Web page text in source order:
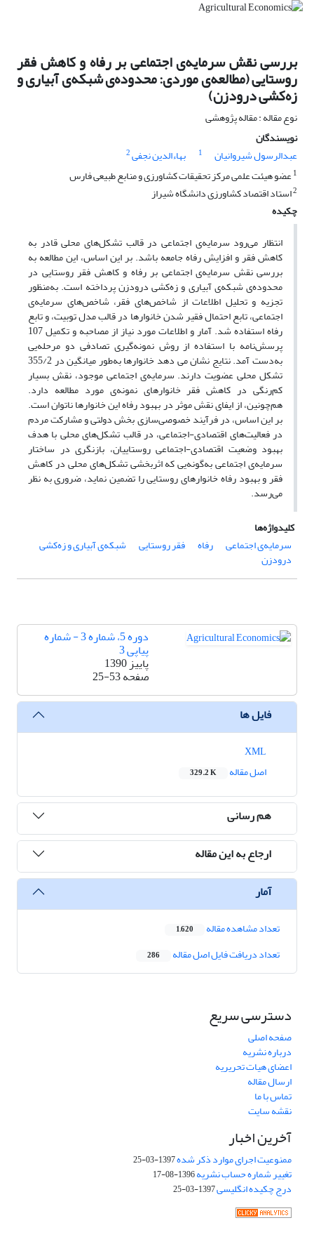
بررسی نقش سرمایه‌ی اجتماعی بر رفاه و کاهش فقر
روستایی (مطالعه‌ی موردی: محدوده‌ی شبکه‌ی آبیاری و
زه‌کشی درودزن)
نوع مقاله : مقاله پژوهشی
نویسندگان
عبدالرسول شیروانیان
1 بهاءالدین نجفی2
1عضو هیئت علمی مرکز تحقیقات کشاورزی و منابع طبیعی فارس
2استاد اقتصاد کشاورزی دانشگاه شیراز
چکیده
انتظار می‌رود سرمایه‌ی اجتماعی در قالب تشکل‌های محلی قادر به
کاهش فقر و افزایش رفاه جامعه باشد. بر این اساس، این مطالعه به
بررسی نقش سرمایه‌ی اجتماعی بر رفاه و کاهش فقر روستایی در
محدوده‌ی شبکه‌ی آبیاری و زه‌کشی درودزن پرداخته است. به‌منظور
تجزیه و تحلیل اطلاعات از شاخص‌های فقر، شاخص‌های سرمایه‌ی
اجتماعی، تابع احتمال فقیر شدن خانوارها در قالب مدل توبیت، و تابع
رفاه استفاده شد. آمار و اطلاعات مورد نیاز از مصاحبه و تکمیل 107
پرسش‌نامه با استفاده از روش نمونه‌گیری تصادفی دو مرحله‌یی
به‌دست آمد. نتایج نشان می دهد خانوارها به‌طور میانگین در 355/2
تشکل محلی عضویت دارند. سرمایه‌ی اجتماعی موجود، نقش بسیار
کم‌رنگی در کاهش فقر خانوارهای نمونه‌ی مورد مطالعه دارد.
هم‌چونین، از ایفای نقش موثر در بهبود رفاه این خانوارها ناتوان است.
بر این اساس، در فرآیند خصوصی‌سازی بخش دولتی و مشارکت مردم
در فعالیت‌های اقتصادی-اجتماعی، در قالب تشکل‌های محلی با هدف
بهبود وضعیت اقتصادی-اجتماعی روستاییان، بازنگری در ساختار
سرمایه‌ی اجتماعی به‌گونه‌یی که اثربخشی تشکل‌های محلی در کاهش
فقر و بهبود رفاه خانوارهای روستایی را تضمین نماید، ضروری به نظر
می‌رسد.
کلیدواژه‌ها
سرمایه‌ی اجتماعی
رفاه فقر روستایی شبکه‌ی آبیاری و زه‌کشی
درودزن
دوره 5، شماره 3 - شماره
پیاپی 3
پاییز 1390
صفحه25-53
فایل ها
اصل مقاله
329.2 K
هم رسانی
ارجاع به این مقاله
آمار
تعداد مشاهده مقاله 1,620
تعداد دریافت فایل اصل مقاله 286
دسترسی سریع
صفحه اصلی
درباره نشریه
اعضای هیات تحریریه
ارسال مقاله
تماس با ما
نقشه سایت
آخرین اخبار
ممنوعیت اجرای موارد ذکر شده1397-03-25
تغییر شماره حساب نشریه1396-08-17
درج چکیده انگلیسی1397-03-25